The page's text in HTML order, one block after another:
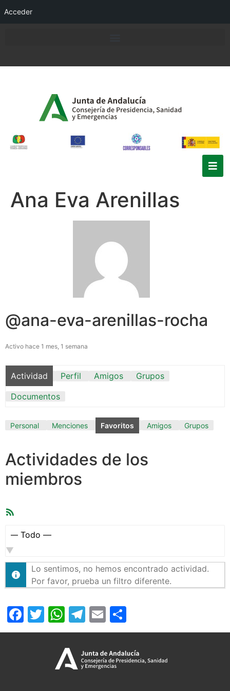
Acceder
Ana Eva Arenillas
@ana-eva-arenillas-rocha
Activo hace 1 mes, 1 semana
Actividad Perfil Amigos
Grupos
Documentos
Personal Menciones Favoritos Amigos Grupos
Actividades de los
miembros
Mostrar:
Lo sentimos, no hemos encontrado actividad.
Por favor, prueba un filtro diferente.
Facebook
Twitter
WhatsApp
Telegram
Email